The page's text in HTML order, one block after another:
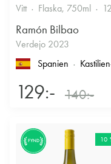
Vitt Flaska, 750ml
Ramón Bilbao
Verdejo 2023
Spanien
129:- 140:-
FYND 10